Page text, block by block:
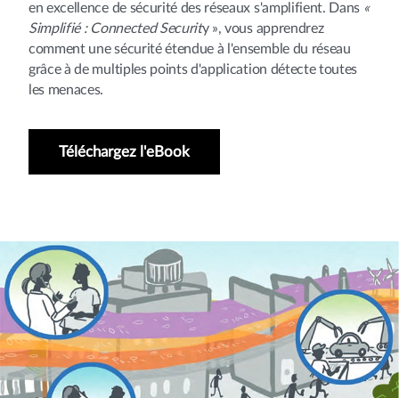
en excellence de sécurité des réseaux s'amplifient. Dans «
Simplifié : Connected Security », vous apprendrez
comment une sécurité étendue à l'ensemble du réseau
grâce à de multiples points d'application détecte toutes
les menaces.
Téléchargez l'eBook